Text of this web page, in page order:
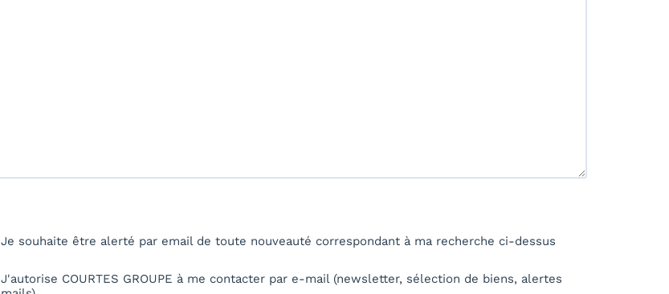
Je souhaite être alerté par email de toute nouveauté correspondant à ma recherche ci-dessus
J'autorise COURTES GROUPE à me contacter par e-mail (newsletter, sélection de biens, alertes